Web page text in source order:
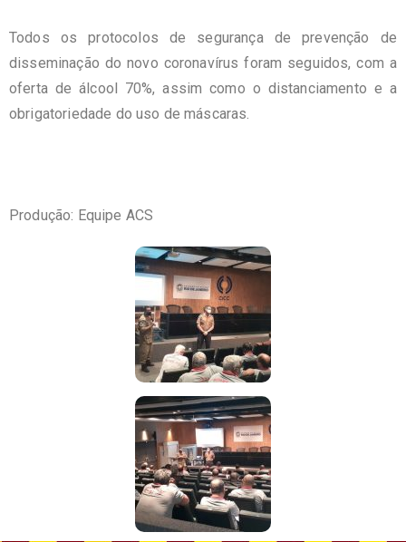
Todos os protocolos de segurança de prevenção de
disseminação do novo coronavírus foram seguidos, com a
oferta de álcool 70%, assim como o distanciamento e a
obrigatoriedade do uso de máscaras.
Produção: Equipe ACS